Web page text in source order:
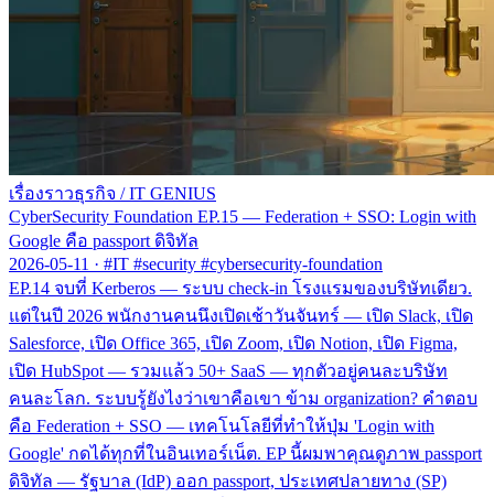
เรื่องราวธุรกิจ / IT GENIUS
CyberSecurity Foundation EP.15 — Federation + SSO: Login with
Google คือ passport ดิจิทัล
2026-05-11 · #IT #security #cybersecurity-foundation
EP.14 จบที่ Kerberos — ระบบ check-in โรงแรมของบริษัทเดียว.
แต่ในปี 2026 พนักงานคนนึงเปิดเช้าวันจันทร์ — เปิด Slack, เปิด
Salesforce, เปิด Office 365, เปิด Zoom, เปิด Notion, เปิด Figma,
เปิด HubSpot — รวมแล้ว 50+ SaaS — ทุกตัวอยู่คนละบริษัท
คนละโลก. ระบบรู้ยังไงว่าเขาคือเขา ข้าม organization? คำตอบ
คือ Federation + SSO — เทคโนโลยีที่ทำให้ปุ่ม 'Login with
Google' กดได้ทุกที่ในอินเทอร์เน็ต. EP นี้ผมพาคุณดูภาพ passport
ดิจิทัล — รัฐบาล (IdP) ออก passport, ประเทศปลายทาง (SP)